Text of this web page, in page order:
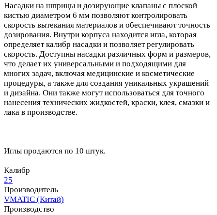
Насадки на шприцы и дозирующие клапаны с плоской
кистью диаметром 6 мм позволяют контролировать
скорость вытекания материалов и обеспечивают точность
дозирования. Внутри корпуса находится игла, которая
определяет калибр насадки и позволяет регулировать
скорость. Доступны насадки различных форм и размеров,
что делает их универсальными и подходящими для
многих задач, включая медицинские и косметические
процедуры, а также для создания уникальных украшений
и дизайна. Они также могут использоваться для точного
нанесения технических жидкостей, краски, клея, смазки и
лака в производстве.
Иглы продаются по 10 штук.
Калибр
25
Производитель
VMATIC (Китай)
Производство